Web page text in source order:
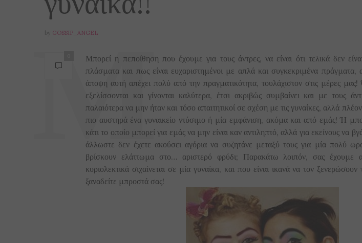
by GOSSIP_ANGEL
Μπορεί η πεποίθηση που έχουμε για τους άντρες, να είναι ότι τελικά δεν
πλάσματα και πως είναι ευχαριστημένοι με απλά και συγκεκριμένα
άποψη αυτή απέχει πολύ από την πραγματικότητα, τουλάχιστον στις μέρες
εξελίσσονται και γίνονται καλύτερα, έτσι ακριβώς συμβαίνει και με τους
παλαιότερα να μην ήταν και τόσο απαιτητικοί σε σχέση με τις γυναίκες, αλλά πλέον
πιο αυστηρά ένα γυναικείο ντύσιμο ή μία εμφάνιση, ακόμα και από εμάς! Ή
κάτι το οποίο μπορεί για εμάς να μην είναι καν αντιληπτό, αλλά για εκείνους να
άλλωστε δεν έχετε ακούσει αγόρια να συζητάνε μεταξύ τους για μία πολύ
βρίσκουν ελάττωμα στο… αριστερό φρύδι; Παρακάτω λοιπόν, σας έχουμε
κυριολεκτικά σιχαίνεται σε μία γυναίκα, και που είναι ικανά να τον
ξαναδείτε μπροστά σας!